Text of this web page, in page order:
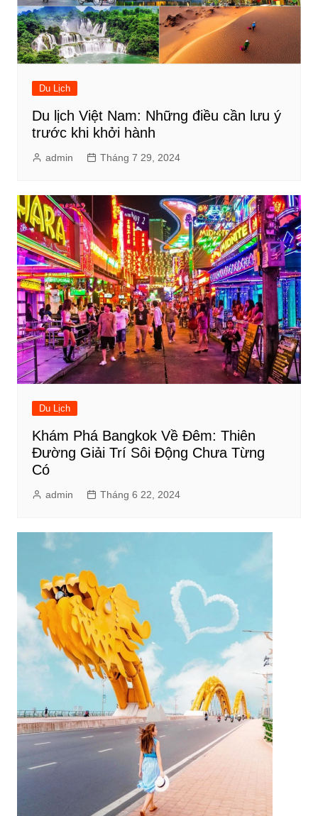
Du Lịch
Du lịch Việt Nam: Những điều cần lưu ý
trước khi khởi hành
admin Tháng 7 29, 2024
Du Lịch
Khám Phá Bangkok Về Đêm: Thiên
Đường Giải Trí Sôi Động Chưa Từng
Có
admin Tháng 6 22, 2024